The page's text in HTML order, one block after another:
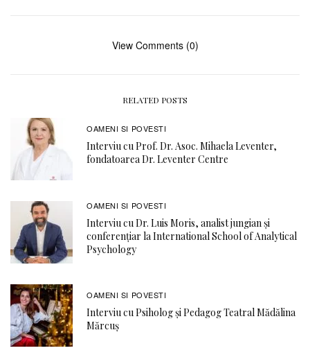
View Comments (0)
RELATED POSTS
OAMENI SI POVESTI
Interviu cu Prof. Dr. Asoc. Mihaela Leventer,
fondatoarea Dr. Leventer Centre
OAMENI SI POVESTI
Interviu cu Dr. Luis Moris, analist jungian și
conferențiar la International School of Analytical
Psychology
OAMENI SI POVESTI
Interviu cu Psiholog și Pedagog Teatral Mădălina
Mărcuș